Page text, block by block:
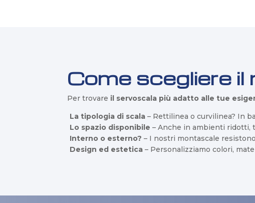
Come scegliere
Per trovare il servoscala più adatto alle tue
La tipologia di scala – Rettilinea o curvilinea? In
Lo spazio disponibile – Anche in ambienti ridotti,
Interno o esterno? – I nostri montascale
Design ed estetica – Personalizziamo colori,